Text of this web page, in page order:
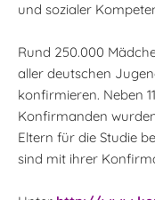
und sozialer
Rund 250.000
aller deutschen
konfirmieren. Neben
Konfirmanden
Eltern für die Studie
sind mit ihrer